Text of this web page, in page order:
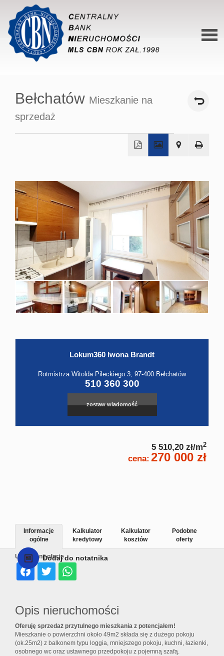
O
Bełchatów Mieszkanie na
sprzedaż
−
Lokum360 Iwona Brandt
Rotmistrza Witolda Pileckiego 3, 97-400 Bełchatów
510 360 300
zostaw wiadomość
5 510,20 zł/m2
cena: 270 000 zł
Dodaj do notatnika
Udostępnij ofertę
Informacje
ogólne
Kalkulator
kredytowy
Kalkulator
kosztów
Podobne
oferty
Opis nieruchomości
Oferuję sprzedaż przytulnego mieszkania z potencjałem!
Mieszkanie o powierzchni około 49m2 składa się z dużego pokoju
(ok.25m2) z balkonem typu loggia, mniejszego pokoju, kuchni, łazienki,
osobnego wc oraz ustawnego przedpokoju z pojemną szafą.